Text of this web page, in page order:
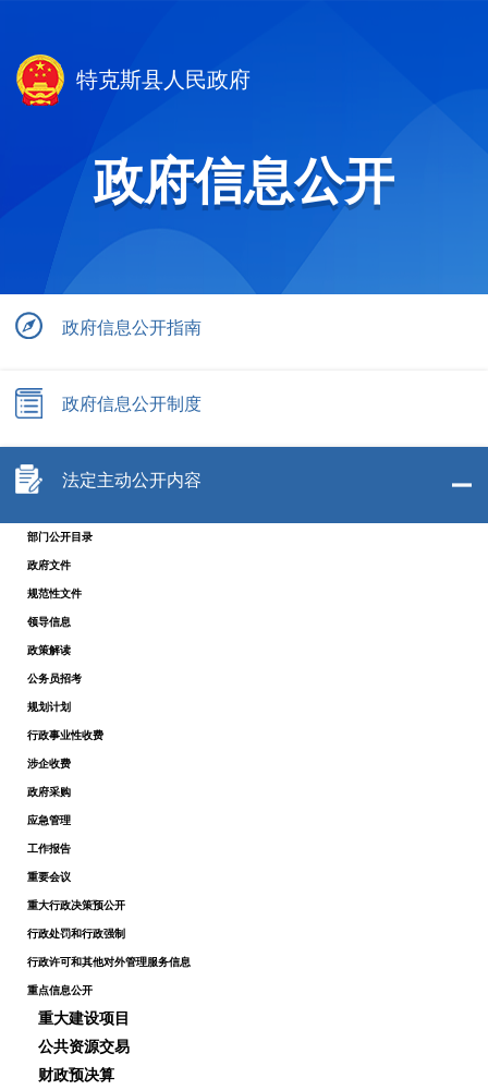
特克斯县人民政府
政府信息公开
政府信息公开指南
政府信息公开制度
法定主动公开内容
部门公开目录
政府文件
规范性文件
领导信息
政策解读
公务员招考
规划计划
行政事业性收费
涉企收费
政府采购
应急管理
工作报告
重要会议
重大行政决策预公开
行政处罚和行政强制
行政许可和其他对外管理服务信息
重点信息公开
重大建设项目
公共资源交易
财政预决算